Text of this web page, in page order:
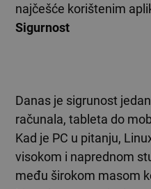
najčešće korištenim
Sigurnost
Danas je sigrunost
računala, tableta do
Kad je PC u pitanju,
visokom i naprednom
među širokom masom